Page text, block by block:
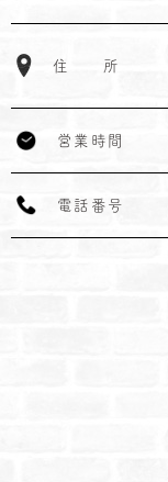
住 所
営 業 時 間
電 話 番 号